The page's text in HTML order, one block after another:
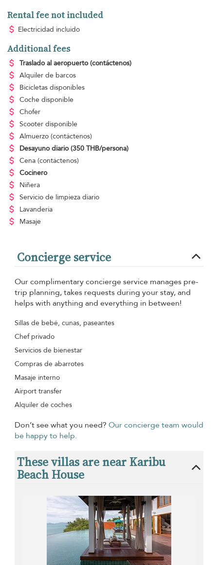
Rental fee not included
Electricidad incluido
Additional fees
Traslado al aeropuerto (contáctenos)
Alquiler de barcos
Bicicletas disponibles
Coche disponible
Chofer
Scooter disponible
Almuerzo (contáctenos)
Desayuno diario (350 THB/persona)
Cena (contáctenos)
Cocinero
Niñera
Servicio de limpieza diario
Lavandería
Masaje
Concierge service
Our complimentary concierge service manages pre-
trip planning, takes requests during your stay, and
helps with anything and everything in between!
Sillas de bebé, cunas, paseantes
Chef privado
Servicios de bienestar
Compras de abarrotes
Masaje interno
Airport transfer
Alquiler de coches
Don’t see what you need? Our concierge team would
be happy to help.
These villas are near Karibu
Beach House